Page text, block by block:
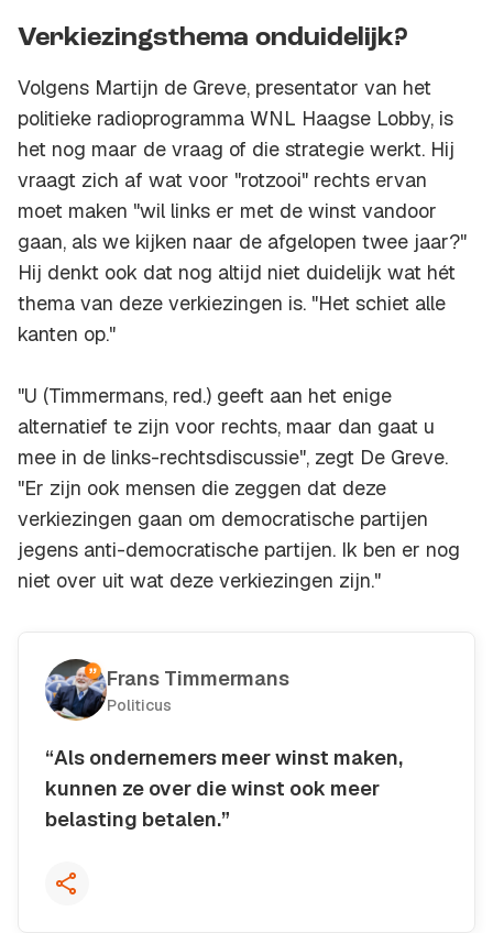
Verkiezingsthema onduidelijk?
Volgens Martijn de Greve, presentator van het
politieke radioprogramma WNL Haagse Lobby, is
het nog maar de vraag of die strategie werkt. Hij
vraagt zich af wat voor "rotzooi" rechts ervan
moet maken "wil links er met de winst vandoor
gaan, als we kijken naar de afgelopen twee jaar?"
Hij denkt ook dat nog altijd niet duidelijk wat hét
thema van deze verkiezingen is. "Het schiet alle
kanten op."
"U (Timmermans, red.) geeft aan het enige
alternatief te zijn voor rechts, maar dan gaat u
mee in de links-rechtsdiscussie", zegt De Greve.
"Er zijn ook mensen die zeggen dat deze
verkiezingen gaan om democratische partijen
jegens anti-democratische partijen. Ik ben er nog
niet over uit wat deze verkiezingen zijn."
Frans Timmermans
Politicus
“Als ondernemers meer winst maken,
kunnen ze over die winst ook meer
belasting betalen.”
Kopieer quote